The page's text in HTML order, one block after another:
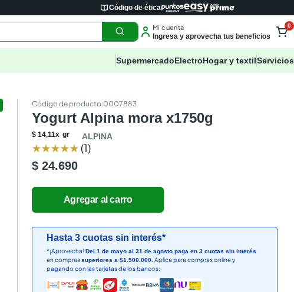
Código de ética
Mi cuenta
Ingresa y aprovecha tus beneficios
0
SupermercadoElectroHogar y textilServicios
:0007883
Yogurt Alpina mora x1750g
$ 14,11x gr ALPINA
★★★★★(1)
$ 24.690
Hasta 3 cuotas sin interés*
*¡Aprovecha!Del 1 de mayo al 31 de agosto paga en 3 cuotas sin interés
en comprassuperiores a $1.500.000. Aplica para compras online y
pagando con las tarjetas de los bancos: